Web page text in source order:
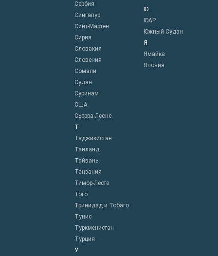
Сербия
Сингапур
Синт-Мартен
Сирия
Словакия
Словения
Сомали
Судан
Суринам
США
Сьерра-Леоне
Т
Таджикистан
Таиланд
Тайвань
Танзания
Тимор-Лесте
Того
Тринидад и Тобаго
Тунис
Туркменистан
Турция
У
Ю
ЮАР
Южный Судан
Я
Ямайка
Япония